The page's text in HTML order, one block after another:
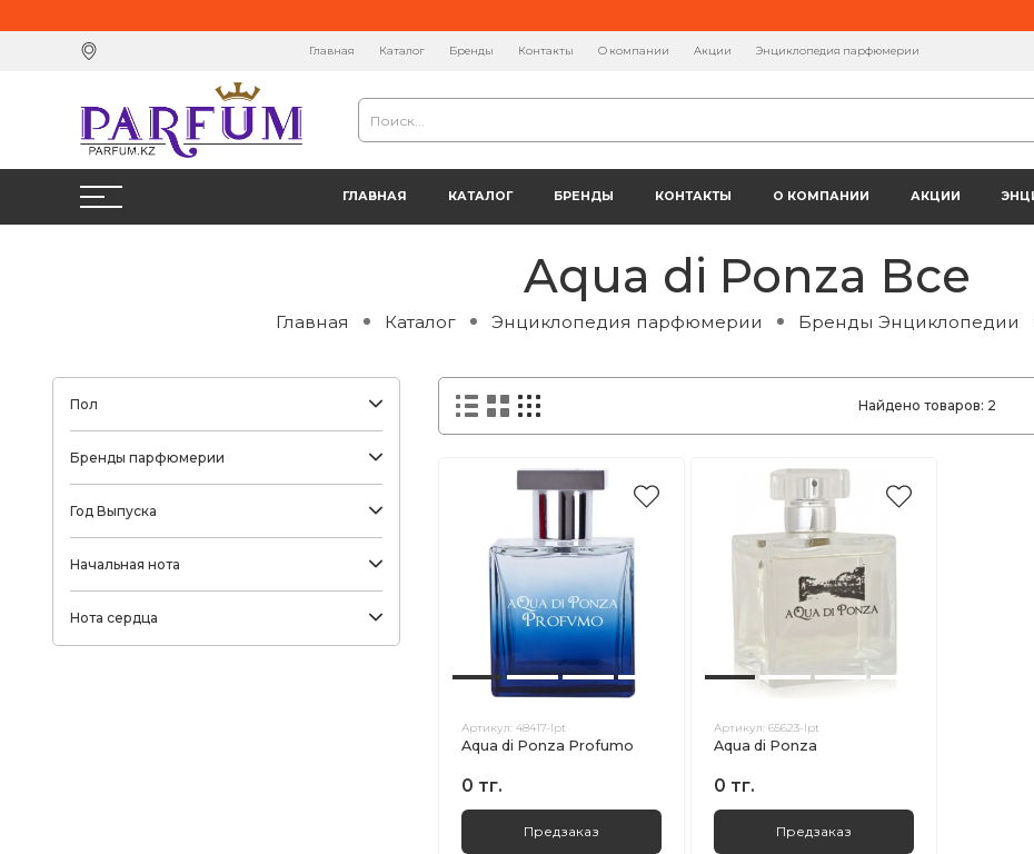
Главная Каталог Бренды Контакты О компании Акции Энциклопедия парфюмерии
ГЛАВНАЯ КАТАЛОГ БРЕНДЫ КОНТАКТЫ О КОМПАНИИ АКЦИИ
Aqua di Ponza Все
Главная Каталог Энциклопедия парфюмерии Бренды Энциклопедии
Найдено товаров: 2
Артикул:48417-lpt
Aqua di Ponza Profumo
0 тг.
Предзаказ
Артикул:65623-lpt
Aqua di Ponza
0 тг.
Предзаказ
Пол
Бренды парфюмерии
Год Выпуска
Начальная нота
Нота сердца